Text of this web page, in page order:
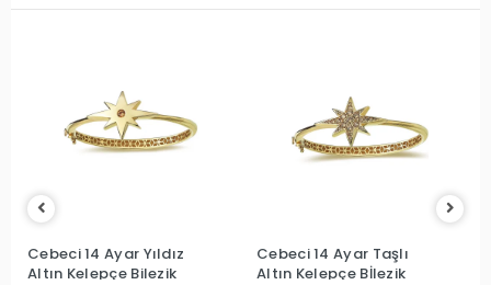
14 Ayar Yıldız
Bilezik
Cebeci 14 Ayar Taşlı
Altın Kelepçe Bİlezik